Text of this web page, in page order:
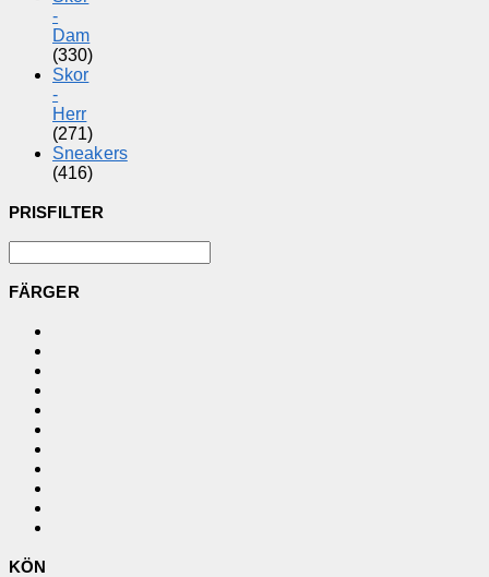
-
Dam
(330)
Skor
-
Herr
(271)
Sneakers
(416)
PRISFILTER
FÄRGER
KÖN